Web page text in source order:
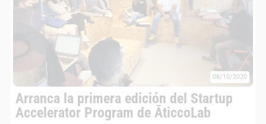
08/10/2020
Arranca la primera edición del Startup
Accelerator Program de ĀticcoLab